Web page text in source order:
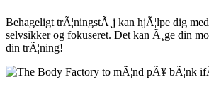
Behageligt trÃ¦ningstÃ¸j kan hjÃ¦lpe dig
selvsikker og fokuseret. Det kan Ã¸ge din
din trÃ¦ning!